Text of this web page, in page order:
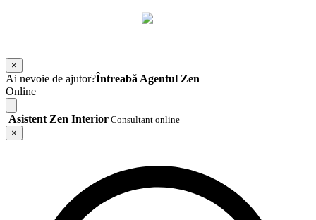
×
Ai nevoie de ajutor?Întreabă Agentul Zen
Online
Asistent Zen Interior Consultant online
×